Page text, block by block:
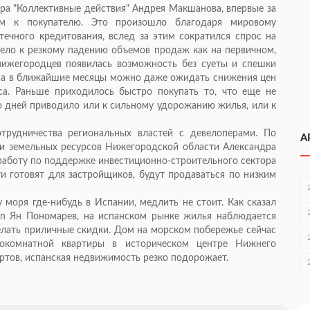
"Коллективные действия" Андрея Макшанова, впервые за
к покупателю. Это произошло благодаря мировому
кредитования, вслед за этим сократился спрос на
к резкому падению объемов продаж как на первичном,
появилась возможность без суеты и спешки
а в ближайшие месяцы можно даже ожидать снижения цен
Раньше приходилось быстро покупать то, что еще не
дней приводило или к сильному удорожанию жилья, или к
региональных властей с девелоперами. По
ресурсов Нижегородской области Александра
по поддержке инвестиционно-строительного сектора
готовят для застройщиков, будут продаваться по низким
где-нибудь в Испании, медлить не стоит. Как сказал
Ян Пономарев, на испанском рынке жилья наблюдается
приличные скидки. Дом на морском побережье сейчас
квартиры в историческом центре Нижнего
испанская недвижимость резко подорожает.